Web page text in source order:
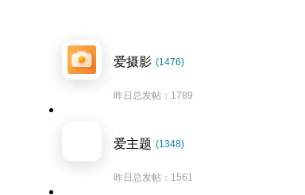
爱摄影 (1476)
昨日总发帖：1789
爱主题 (1348)
昨日总发帖：1561